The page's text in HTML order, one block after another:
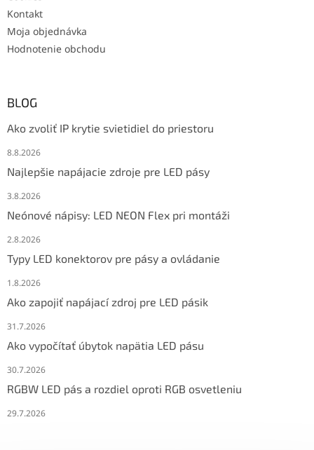
Kontakt
Moja objednávka
Hodnotenie obchodu
BLOG
Ako zvoliť IP krytie svietidiel do priestoru
8.8.2026
Najlepšie napájacie zdroje pre LED pásy
3.8.2026
Neónové nápisy: LED NEON Flex pri montáži
2.8.2026
Typy LED konektorov pre pásy a ovládanie
1.8.2026
Ako zapojiť napájací zdroj pre LED pásik
31.7.2026
Ako vypočítať úbytok napätia LED pásu
30.7.2026
RGBW LED pás a rozdiel oproti RGB osvetleniu
29.7.2026